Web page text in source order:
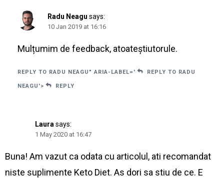
Radu Neagu says:
10 Jan 2019 at 16:16
Mulțumim de feedback, atoateștiutorule.
REPLY TO RADU NEAGU" ARIA-LABEL=' REPLY TO RADU
NEAGU'> REPLY
Laura says:
1 May 2020 at 16:47
Buna! Am vazut ca odata cu articolul, ati recomandat
niste suplimente Keto Diet. As dori sa stiu de ce. E